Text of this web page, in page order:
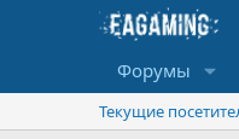
Форумы
Текущие